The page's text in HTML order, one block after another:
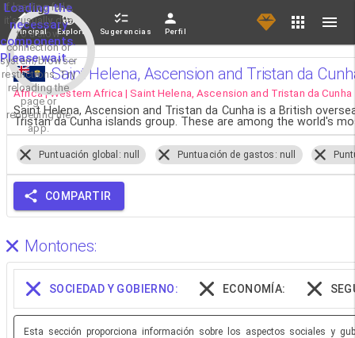
Loading the
necessary
components.
Please wait...
If loading fails,
it's usually due
to a slow
connection or
system/browser
restrictions. Try
reloading the
page or
reopening the
app.
Principal Explorar Sugerencias Perfil
Saint Helena, Ascension and Tristan da
Africa | Western Africa | Saint Helena, Ascension and Tristan da Cunha
Saint Helena, Ascension and Tristan da Cunha is a British
Tristan da Cunha islands group. These are among the world's
Puntuación global: null Puntuación de gastos: null
COMPARTIR
Montones:
SOCIEDAD Y GOBIERNO: ECONOMÍA:
Esta sección proporciona información sobre los aspectos sociales y